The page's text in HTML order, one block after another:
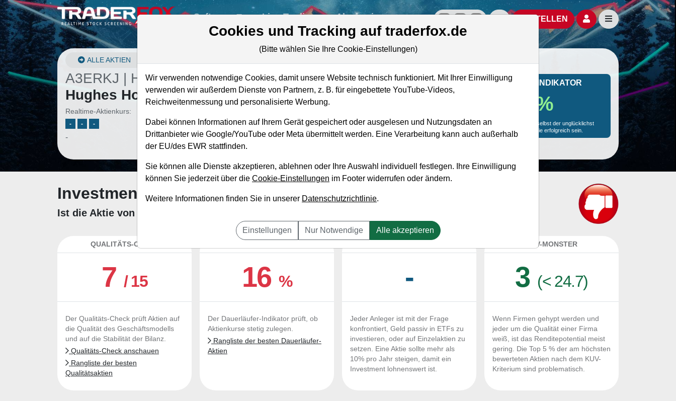
Software Live-Trading Akademie offizielle Social Media-AccountsAktien- und Artikelsuche öffnen
BESTELLEN Seitennavigation
ALLE AKTIEN
A3ERKJ | HHE0–Howard
Hughes Holdings Aktie
Realtime-Aktienkurs:
- - -
-
Marktkapitalisierung 4,00 Mrd. USD
Unternehmenswert
Umsatz 1,47 Mrd. USD
MONKEY-TRADER INDIKATOR
35.5 %
Mit 35.5 % Wahrscheinlichkeit wird selbst der unglücklichst
agierende Trader mit dieser Aktie erfolgreich sein.
Investment-Check: Kaufempfehlung?
Ist die Aktie von Howard Hughes Holdings zum Kaufen und Liegenlassen geeignet?
QUALITÄTS-CHECK
7 / 15
Der Qualitäts-Check prüft Aktien auf
die Qualität des Geschäftsmodells
und auf die Stabilität der Bilanz.
Qualitäts-Check anschauen
Rangliste der besten
Qualitätsaktien
16 %
Der Dauerläufer-Indikator prüft, ob
Aktienkurse stetig zulegen.
Rangliste der besten Dauerläufer-
Aktien
-
Jeder Anleger ist mit der Frage
konfrontiert, Geld passiv in ETFs zu
investieren, oder auf Einzelaktien zu
setzen. Eine Aktie sollte mehr als
10% pro Jahr steigen, damit ein
Investment lohnenswert ist.
KUV-MONSTER
3 (< 24.7)
Wenn Firmen gehypt werden und
jeder um die Qualität einer Firma
weiß, ist das Renditepotential meist
gering. Die Top 5 % der am höchsten
bewerteten Aktien nach dem KUV-
Kriterium sind problematisch.
Cookies und Tracking auf traderfox.de
(Bitte wählen Sie Ihre Cookie-Einstellungen)
Wir verwenden notwendige Cookies, damit unsere Website technisch funktioniert. Mit Ihrer Einwilligung
verwenden wir außerdem Dienste von Partnern, z. B. für eingebettete YouTube-Videos,
Reichweitenmessung und personalisierte Werbung.
Dabei können Informationen auf Ihrem Gerät gespeichert oder ausgelesen und Nutzungsdaten an
Drittanbieter wie Google/YouTube oder Meta übermittelt werden. Eine Verarbeitung kann auch außerhalb
der EU/des EWR stattfinden.
Sie können alle Dienste akzeptieren, ablehnen oder Ihre Auswahl individuell festlegen. Ihre Einwilligung
können Sie jederzeit über die Cookie-Einstellungen im Footer widerrufen oder ändern.
Weitere Informationen finden Sie in unserer Datenschutzrichtlinie.
Einstellungen Nur Notwendige Alle akzeptieren